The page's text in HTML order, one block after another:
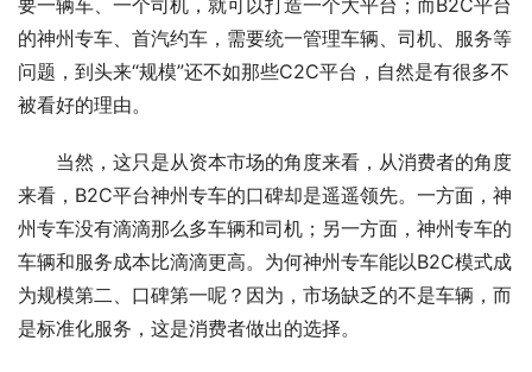
要一辆车、一个司机，就可以打造一个大平台；而B2C平台
的神州专车、首汽约车，需要统一管理车辆、司机、服务等
问题，到头来“规模”还不如那些C2C平台，自然是有很多不
被看好的理由。
当然，这只是从资本市场的角度来看，从消费者的角度
来看，B2C平台神州专车的口碑却是遥遥领先。一方面，神
州专车没有滴滴那么多车辆和司机；另一方面，神州专车的
车辆和服务成本比滴滴更高。为何神州专车能以B2C模式成
为规模第二、口碑第一呢？因为，市场缺乏的不是车辆，而
是标准化服务，这是消费者做出的选择。